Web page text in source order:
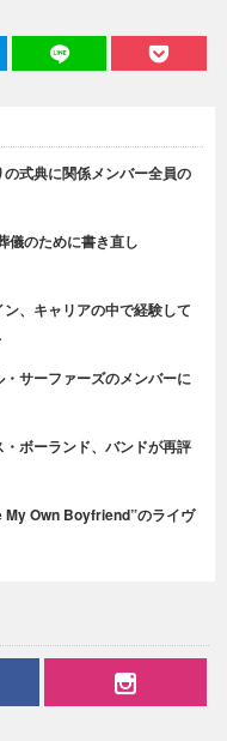
式典に関係メンバー全員の
儀のために書き直し
、キャリアの中で経験して
サーファーズのメンバーに
ボーランド、バンドが再評
My Own Boyfriend”のライヴ